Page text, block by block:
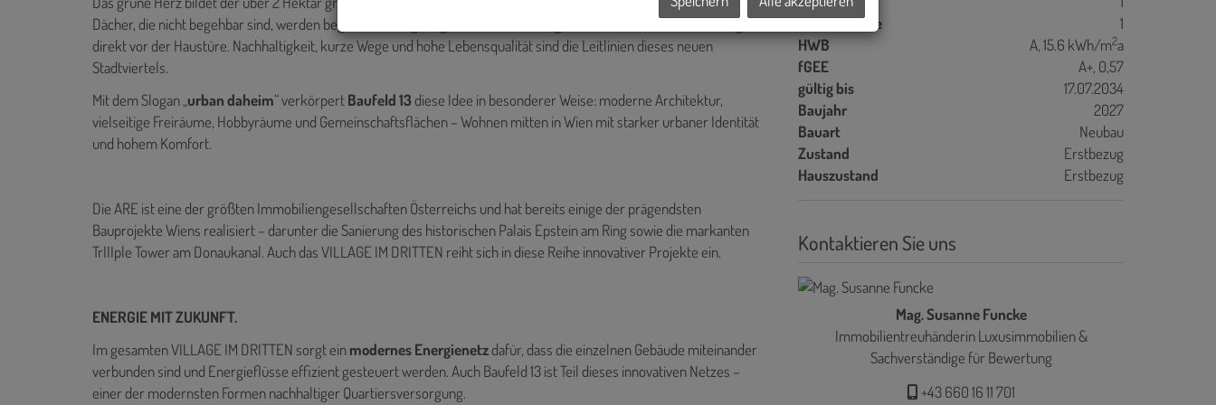
Dächer, die nicht begehbar sind, werden begrünt. Sharing-Angebote, Einkaufsmöglichkeiten und Gastronomie liegen
direkt vor der Haustüre. Nachhaltigkeit, kurze Wege und hohe Lebensqualität sind die Leitlinien dieses neuen
Stadtviertels.
Mit dem Slogan „urban daheim“ verkörpertBaufeld 13diese Idee in besonderer Weise: moderne Architektur,
vielseitige Freiräume, Hobbyräume und Gemeinschaftsflächen – Wohnen mitten in Wien mit starker urbaner Identität
und hohem Komfort.
Die ARE ist eine der größten Immobiliengesellschaften Österreichs und hat bereits einige der prägendsten
Bauprojekte Wiens realisiert – darunter die Sanierung des historischen Palais Epstein am Ring sowie die markanten
TrIIIple Tower am Donaukanal. Auch das VILLAGE IM DRITTEN reiht sich in diese Reihe innovativer Projekte ein.
ENERGIE MIT ZUKUNFT.
Im gesamten VILLAGE IM DRITTEN sorgt einmodernes Energienetzdafür, dass die einzelnen Gebäude miteinander
verbunden sind und Energieflüsse effizient gesteuert werden. Auch Baufeld 13 ist Teil dieses innovativen Netzes –
einer der modernsten Formen nachhaltiger Quartiersversorgung.
Abstellräume
1
HWB
A, 15.6 kWh/m2a
fGEE
A+, 0,57
gültig bis
17.07.2034
Baujahr
2027
Bauart
Neubau
Zustand
Erstbezug
Hauszustand
Erstbezug
Kontaktieren Sie uns
Mag. Susanne Funcke
Immobilientreuhänderin Luxusimmobilien &
Sachverständige für Bewertung
+43 660 16 11 701